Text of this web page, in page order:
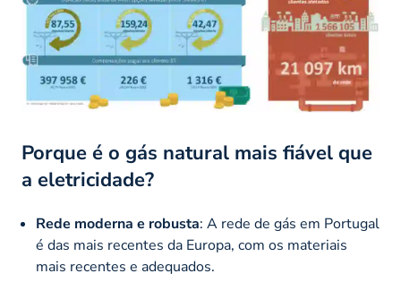
Porque é o gás natural mais fiável que
a eletricidade?
Rede moderna e robusta: A rede de gás em Portugal
é das mais recentes da Europa, com os materiais
mais recentes e adequados.